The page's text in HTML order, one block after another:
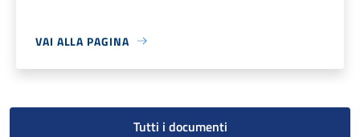
VAI ALLA PAGINA
Tutti i documenti